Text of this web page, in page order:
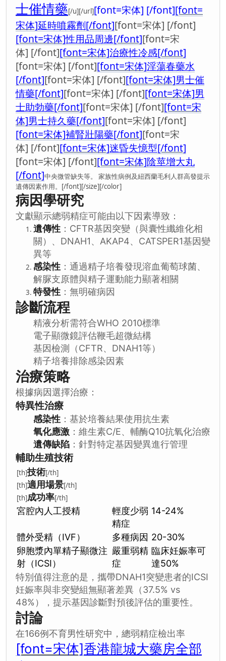
士催情藥[/u][/url][font=宋体] [/font][font=
宋体]延時噴霧劑[/font][font=宋体] [/font]
[font=宋体]性用品周邊[/font][font=宋
体] [/font][font=宋体]治療性冷感[/font]
[font=宋体] [/font][font=宋体]淫蕩春藥水
[/font][font=宋体] [/font][font=宋体]男士催
情藥[/font][font=宋体] [/font][font=宋体]男
士助勃藥[/font][font=宋体] [/font][font=宋
体]男士持久藥[/font][font=宋体] [/font]
[font=宋体]補腎壯陽藥[/font][font=宋
体] [/font][font=宋体]迷昏失憶型[/font]
[font=宋体] [/font][font=宋体]陰莖增大丸
[/font]中央微管缺失等。 家族性病例及紐西蘭毛利人群高發提示
遺傳因素作用。[/font][/size][/color]
病因學研究
文獻顯示總弱精症可能由以下因素導致：
遺傳性 ：CFTR基因突變（與囊性纖維化相
關）、DNAH1、AKAP4、CATSPER1基因變
異等
感染性 ：通過精子培養發現溶血葡萄球菌、
解脲支原體與精子運動能力顯著相關
特發性 ：無明確病因
診斷流程
精液分析需符合WHO 2010標準
電子顯微鏡評估鞭毛超微結構
基因檢測（CFTR、DNAH1等）
精子培養排除感染因素
治療策略
根據病因選擇治療：
特異性治療
感染性 ：基於培養結果使用抗生素
氧化應激 ：維生素C/E、輔酶Q10抗氧化治療
遺傳缺陷 ：針對特定基因變異進行管理
輔助生殖技術
[th]技術[/th]
[th]適用場景[/th]
[th]成功率[/th]
宮腔內人工授精
輕度少弱
精症
14-24%
體外受精（IVF） 多種病因 20-30%
卵胞漿內單精子顯微注
射（ICSI）
嚴重弱精
症
臨床妊娠率可
達50%
特別值得注意的是，攜帶DNAH1突變患者的ICSI
妊娠率與非突變組無顯著差異（37.5% vs
48%），提示基因診斷對預後評估的重要性。
討論
在166例不育男性研究中，總弱精症檢出率
[font=宋体]香港龍城大藥房全部